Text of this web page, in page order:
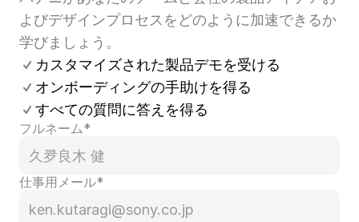
よびデザインプロセスをどのように加速できるか
学びましょう。
カスタマイズされた製品デモを受ける
オンボーディングの手助けを得る
すべての質問に答えを得る
フルネーム*
仕事用メール*